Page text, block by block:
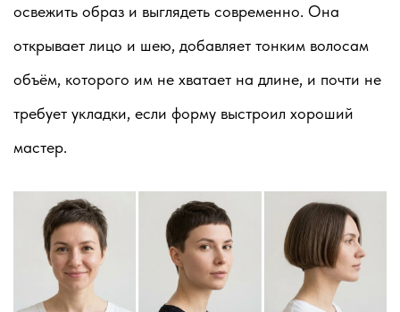
освежить образ и выглядеть современно. Она
открывает лицо и шею, добавляет тонким волосам
объём, которого им не хватает на длине, и почти не
требует укладки, если форму выстроил хороший
мастер.